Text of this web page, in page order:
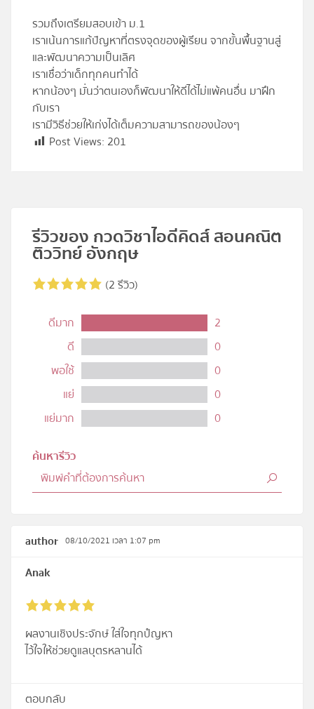
รวมถึงเตรียมสอบเข้า ม.1
เราเน้นการแก้ปัญหาที่ตรงจุดของผู้เรียน จากขั้นพื้นฐานสู่
และพัฒนาความเป็นเลิศ
เราเชื่อว่าเด็กทุกคนทำได้
หากน้องๆ มั่นว่าตนเองก็พัฒนาให้ดีได้ไม่แพ้คนอื่น มาฝึก
กับเรา
เรามีวิธีช่วยให้เก่งได้เต็มความสามารถของน้องๆ
Post Views: 201
รีวิวของ กวดวิชาไอดีคิดส์ สอนคณิต
ติววิทย์ อังกฤษ
(2 รีวิว)
ดีมาก
2
ดี
0
พอใช้
0
แย่
0
แย่มาก
0
ค้นหารีวิว
author 08/10/2021 เวลา 1:07 pm
Anak
ผลงานเชิงประจักษ์ ใส่ใจทุกปํญหา
ไว้ใจให้ช่วยดูแลบุตรหลานได้
ตอบกลับ